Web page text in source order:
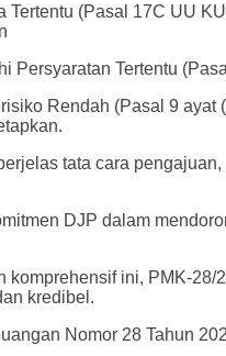
Tertentu (Pasal 17C UU
Persyaratan Tertentu
Rendah (Pasal 9
tata cara
DJP dalam
komprehensif ini, PMK-
kredibel.
Nomor 28 Tahun